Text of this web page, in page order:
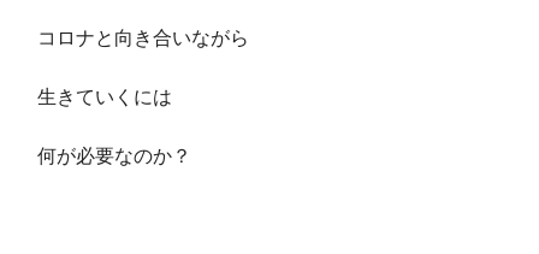
コロナと向き合いながら
生きていくには
何が必要なのか？